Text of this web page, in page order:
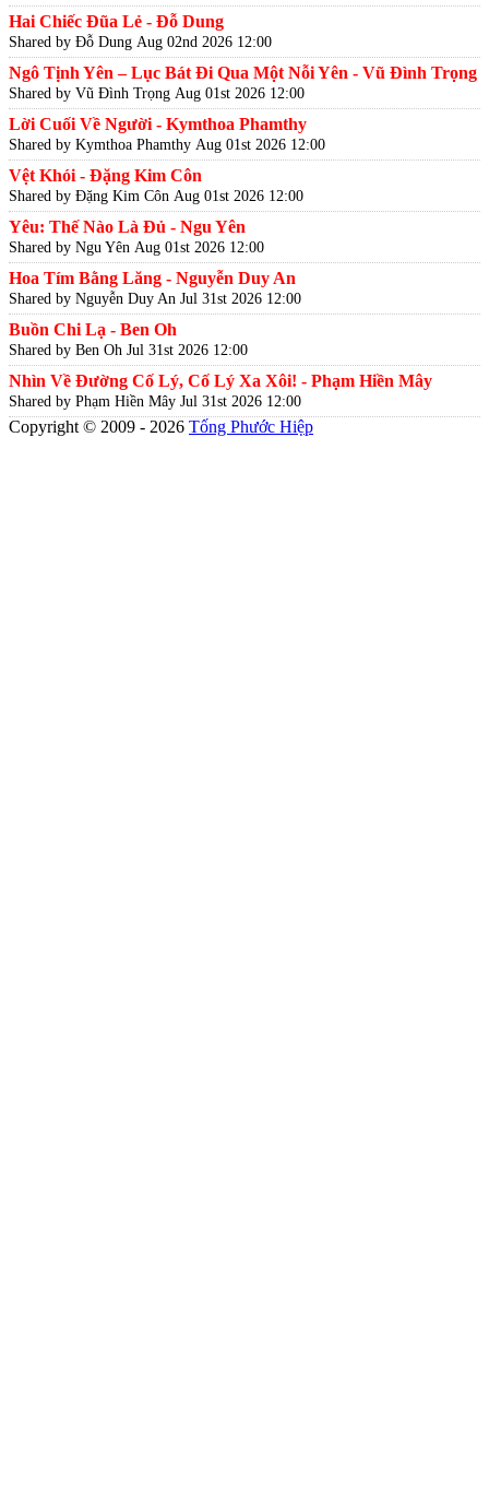
Hai Chiếc Đũa Lẻ - Đỗ Dung
Shared by Đỗ Dung Aug 02nd 2026 12:00
Ngô Tịnh Yên – Lục Bát Đi Qua Một Nỗi Yên - Vũ Đình Trọng
Shared by Vũ Đình Trọng Aug 01st 2026 12:00
Lời Cuối Về Người - Kymthoa Phamthy
Shared by Kymthoa Phamthy Aug 01st 2026 12:00
Vệt Khói - Đặng Kim Côn
Shared by Đặng Kim Côn Aug 01st 2026 12:00
Yêu: Thế Nào Là Đủ - Ngu Yên
Shared by Ngu Yên Aug 01st 2026 12:00
Hoa Tím Bằng Lăng - Nguyễn Duy An
Shared by Nguyễn Duy An Jul 31st 2026 12:00
Buồn Chi Lạ - Ben Oh
Shared by Ben Oh Jul 31st 2026 12:00
Nhìn Về Đường Cố Lý, Cố Lý Xa Xôi! - Phạm Hiền Mây
Shared by Phạm Hiền Mây Jul 31st 2026 12:00
Copyright © 2009 - 2026 Tống Phước Hiệp